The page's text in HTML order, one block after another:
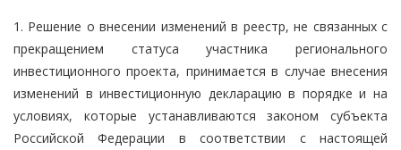
1. Решение о внесении изменений в реестр, не связанных с
прекращением статуса участника регионального
инвестиционного проекта, принимается в случае внесения
изменений в инвестиционную декларацию в порядке и на
условиях, которые устанавливаются законом субъекта
Российской Федерации в соответствии с настоящей